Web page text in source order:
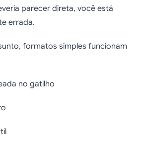
parecer direta, você está
errada.
formatos simples funcionam
no gatilho